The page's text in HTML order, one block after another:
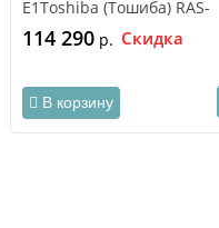
E1Toshiba (Тошиба) RAS-
B07G3KVSG-E/RAS-
э..
114 290 р. Скидка
В корзину